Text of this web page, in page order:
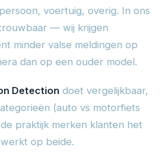
voertuig, overig. In ons
— wij krijgen
minder valse meldingen op
dan op een ouder model.
Detection doet vergelijkbaar,
(auto vs motorfiets
praktijk merken klanten het
op beide.